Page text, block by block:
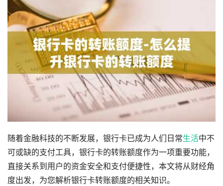
随着金融科技的不断发展，银行卡已成为人们日常生活中不
可或缺的支付工具，银行卡的转账额度作为一项重要功能，
直接关系到用户的资金安全和支付便捷性，本文将从财经角
度出发，为您解析银行卡转账额度的相关知识。